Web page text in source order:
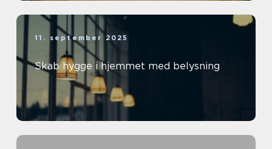
11. september 2025
Skab hygge i hjemmet med belysning